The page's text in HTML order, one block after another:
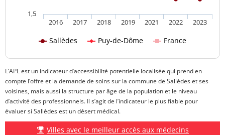
Sallèdes Puy-de-Dôme France
2016 2017 2018 2019 2021 2022 2023
1,5
L’APL est un indicateur d’accessibilité potentielle localisée qui prend en
compte l’offre et la demande de soins sur la commune de Sallèdes et ses
voisines, mais aussi la structure par âge de la population et le niveau
d’activité des professionnels. Il s’agit de l’indicateur le plus fiable pour
évaluer si Sallèdes est un désert médical.
Villes avec le meilleur accès aux médecins